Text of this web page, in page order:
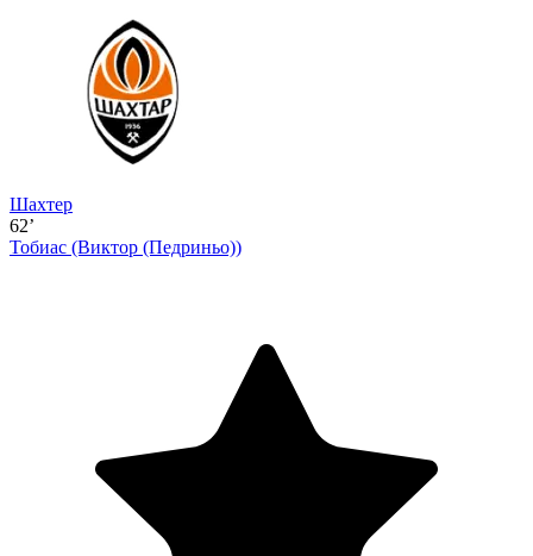
Шахтер
62’
Тобиас (Виктор (Педриньо))